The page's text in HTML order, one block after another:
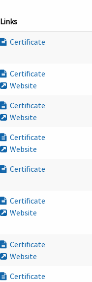
Links
Certificate
Certificate
Website
Certificate
Website
Certificate
Website
Certificate
Certificate
Website
Certificate
Website
Certificate